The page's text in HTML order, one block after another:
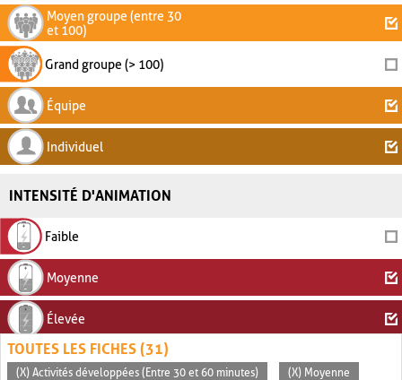
Moyen groupe (entre 30
et 100)
Grand groupe (> 100)
Équipe
Individuel
INTENSITÉ D'ANIMATION
Faible
Moyenne
Élevée
TOUTES LES FICHES (31)
(X) Activités développées (Entre 30 et 60 minutes) (X) Moyenne